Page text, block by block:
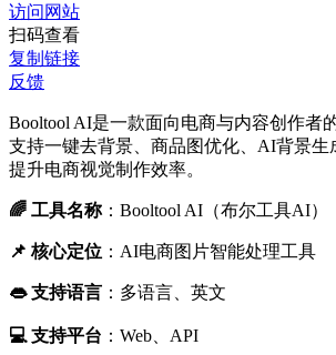
访问网站
扫码查看
复制链接
反馈
Booltool AI是一款面向电商与内容创作者
支持一键去背景、商品图优化、AI背景生
提升电商视觉制作效率。
🌈 工具名称：Booltool AI（布尔工具AI）
📌 核心定位 ：AI电商图片智能处理工具
👄 支持语言 ：多语言、英文
💻 支持平台 ：Web、API